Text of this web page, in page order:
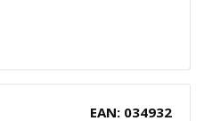
EAN: 034932